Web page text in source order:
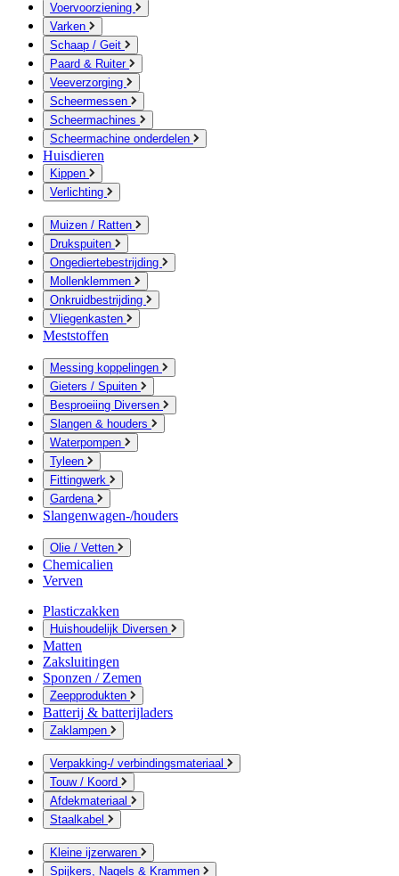
Voervoorziening
Varken
Schaap / Geit
Paard & Ruiter
Veeverzorging
Scheermessen
Scheermachines
Scheermachine onderdelen
Huisdieren
Kippen
Verlichting
Muizen / Ratten
Drukspuiten
Ongediertebestrijding
Mollenklemmen
Onkruidbestrijding
Vliegenkasten
Meststoffen
Messing koppelingen
Gieters / Spuiten
Besproeiing Diversen
Slangen & houders
Waterpompen
Tyleen
Fittingwerk
Gardena
Slangenwagen-/houders
Olie / Vetten
Chemicalien
Verven
Plasticzakken
Huishoudelijk Diversen
Matten
Zaksluitingen
Sponzen / Zemen
Zeepprodukten
Batterij & batterijladers
Zaklampen
Verpakking-/ verbindingsmateriaal
Touw / Koord
Afdekmateriaal
Staalkabel
Kleine ijzerwaren
Spijkers, Nagels & Krammen